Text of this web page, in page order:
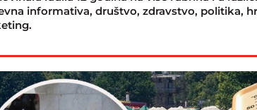
informativa, društvo, zdravstvo, politika,